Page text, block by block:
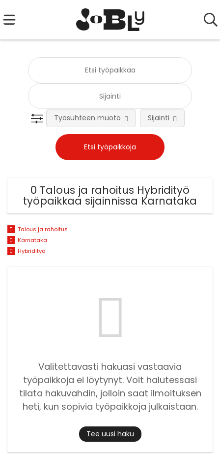
Työsuhteen muoto Sijainti
0 Talous ja rahoitus Hybridityö
työpaikkaa sijainnissa Karnataka
Talous ja rahoitus
Karnataka
Hybridityö
Valitettavasti hakuasi vastaavia
työpaikkoja ei löytynyt. Voit halutessasi
tilata hakuvahdin, jolloin saat ilmoituksen
heti, kun sopivia työpaikkoja julkaistaan.
Tee uusi haku